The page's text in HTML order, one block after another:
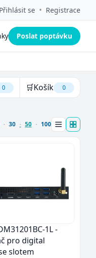
Přihlásit se • Registrace
Poslat poptávku
0 🛒Košík 0
30 50 100
1L -
pro digital
slotem